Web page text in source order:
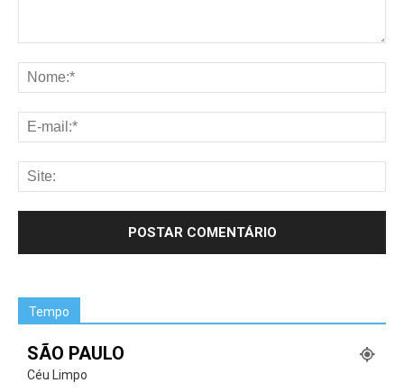
Tempo
SÃO PAULO
Céu Limpo